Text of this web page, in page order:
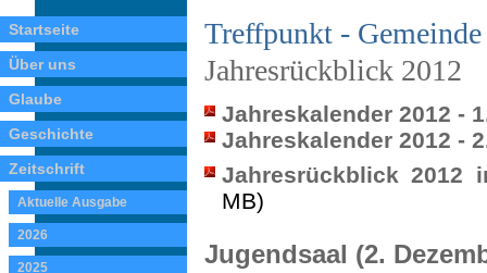
Startseite
Über uns
Glaube
Geschichte
Zeitschrift
Aktuelle Ausgabe
2026
2025
Treffpunkt -
Jahresrückblick 2012
Jahreskalender 2012 -
Jahreskalender 2012 -
Jahresrückblick 2012
MB)
Jugendsaal (2.